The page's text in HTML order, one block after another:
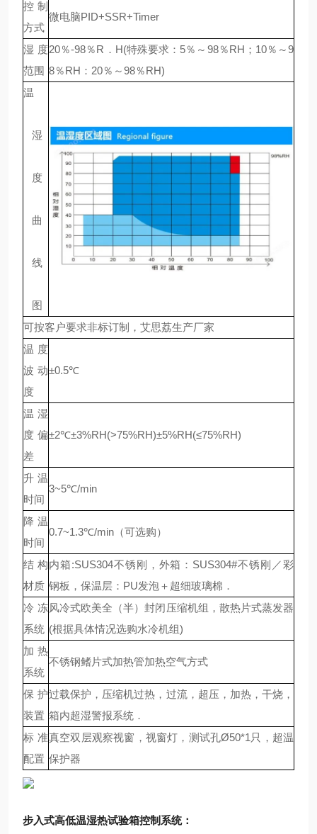
控制
方式
微电脑PID+SSR+Timer
湿度
范围
20％-98％R．H(特殊要求：5％～98％RH；10％～9
8％RH：20％～98％RH)
温
湿
度
曲
线
图
可按客户要求非标订制，艾思荔生产厂家
温度
波动
度
±0.5℃
温湿
度偏
差
±2℃±3%RH(>75%RH)±5%RH(≤75%RH)
升温
时间
3~5℃/min
降温
时间
0.7~1.3℃/min（可选购）
结构
材质
内箱:SUS304不锈刚，外箱：SUS304#不锈刚／彩
钢板，保温层：PU发泡＋超细玻璃棉．
冷冻
系统
风冷式欧美全（半）封闭压缩机组，散热片式蒸发器
(根据具体情况选购水冷机组)
加热
系统
不锈钢鳍片式加热管加热空气方式
保护
装置
过载保护，压缩机过热，过流，超压，加热，干烧，
箱内超湿警报系统．
标准
配置
真空双层观察视窗，视窗灯，测试孔Ø50*1只，超温
保护器
步入式高低温湿热试验箱控制系统：